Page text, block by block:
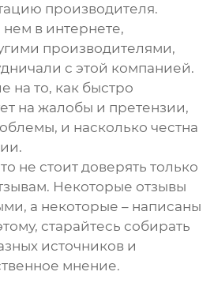
производителя.
в интернете,
производителями,
с этой компанией.
на то, как быстро
на жалобы и претензии,
и насколько честна
не стоит доверять только
Некоторые отзывы
а некоторые – написаны
старайтесь собирать
источников и
мнение.